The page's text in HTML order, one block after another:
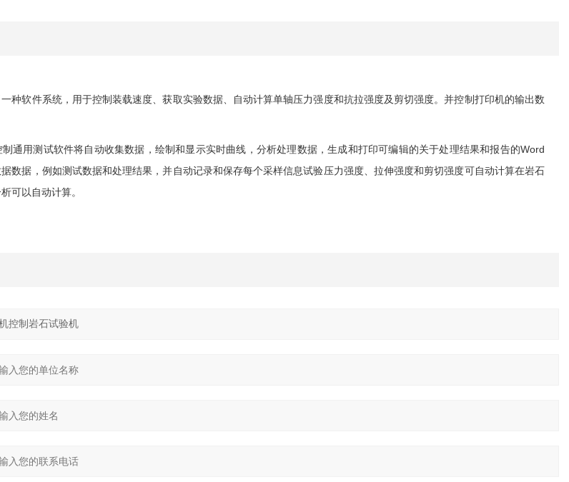
种软件系统，用于控制装载速度、获取实验数据、自动计算单轴压力强度和抗拉强度及剪切强度。并控制打印机的输出数
制通用测试软件将自动收集数据，绘制和显示实时曲线，分析处理数据，生成和打印可编辑的关于处理结果和报告的Word
数据，例如测试数据和处理结果，并自动记录和保存每个采样信息试验压力强度、拉伸强度和剪切强度可自动计算在岩石
可以自动计算。